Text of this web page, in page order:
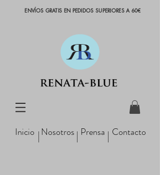
ENVÍOS GRATIS EN PEDIDOS SUPERIORES A 60€
Inicio Nosotros Prensa Contacto